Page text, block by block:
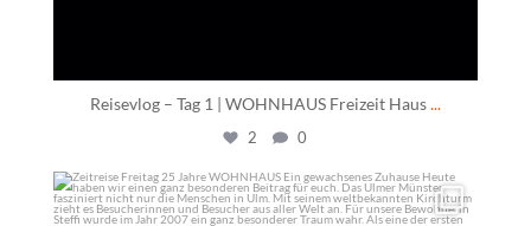
Reisevlog – Tag 1 | WOHNHAUS Freizeit Haus...
2 0
daswohnhausostfildern
Juni 5